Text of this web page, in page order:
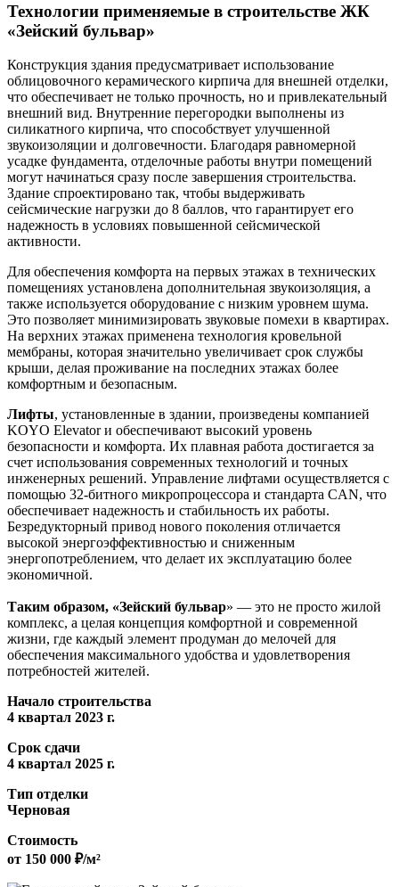
Технологии применяемые в строительстве ЖК
«Зейский бульвар»
Конструкция здания предусматривает использование
облицовочного керамического кирпича для внешней отделки,
что обеспечивает не только прочность, но и привлекательный
внешний вид. Внутренние перегородки выполнены из
силикатного кирпича, что способствует улучшенной
звукоизоляции и долговечности. Благодаря равномерной
усадке фундамента, отделочные работы внутри помещений
могут начинаться сразу после завершения строительства.
Здание спроектировано так, чтобы выдерживать
сейсмические нагрузки до 8 баллов, что гарантирует его
надежность в условиях повышенной сейсмической
активности.
Для обеспечения комфорта на первых этажах в технических
помещениях установлена дополнительная звукоизоляция, а
также используется оборудование с низким уровнем шума.
Это позволяет минимизировать звуковые помехи в квартирах.
На верхних этажах применена технология кровельной
мембраны, которая значительно увеличивает срок службы
крыши, делая проживание на последних этажах более
комфортным и безопасным.
Лифты, установленные в здании, произведены компанией
KOYO Elevator и обеспечивают высокий уровень
безопасности и комфорта. Их плавная работа достигается за
счет использования современных технологий и точных
инженерных решений. Управление лифтами осуществляется с
помощью 32-битного микропроцессора и стандарта CAN, что
обеспечивает надежность и стабильность их работы.
Безредукторный привод нового поколения отличается
высокой энергоэффективностью и сниженным
энергопотреблением, что делает их эксплуатацию более
экономичной.
Таким образом, «Зейский бульвар» — это не просто жилой
комплекс, а целая концепция комфортной и современной
жизни, где каждый элемент продуман до мелочей для
обеспечения максимального удобства и удовлетворения
потребностей жителей.
Начало строительства
4 квартал 2023 г.
Срок сдачи
4 квартал 2025 г.
Тип отделки
Черновая
Стоимость
от 150 000 ₽/м²